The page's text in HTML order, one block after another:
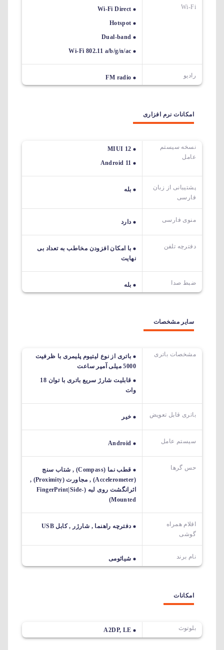
Wi-Fi
Wi-Fi Direct
Hotspot
Dual-band
Wi-Fi 802.11 a/b/g/n/ac
رادیو FM radio
امکانات نرم افزاری
نسخه سیستم
عامل
MIUI 12
Android 11
پشتیبانی از زبان
فارسی
بله
منوی فارسی دارد
دفترچه تلفن
با امکان افزودن مخاطب به تعداد بی
نهایت
ضبط صدا بله
سایر مشخصات
مشخصات باتری
باتری از نوع لیتیوم پلیمری با ظرفیت
5000 میلی آمپر ساعت
قابلیت شارژ سریع باتری با توان 18
وات
باتری قابل تعویض خیر
سیستم عامل Android
حس گرها
قطب نما (Compass) , شتاب سنج
(Accelerometer) , مجاورت (Proximity) ,
اثرانگشت روی لبه (FingerPrint|Side-
Mounted)
اقلام همراه
گوشی
دفترچه راهنما , شارژر , کابل USB
نام برند شیائومی
امکانات
بلوتوث A2DP, LE